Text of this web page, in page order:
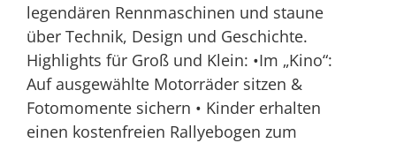
legendären Rennmaschinen und staune
über Technik, Design und Geschichte.
Highlights für Groß und Klein: •Im „Kino“:
Auf ausgewählte Motorräder sitzen &
Fotomomente sichern • Kinder erhalten
einen kostenfreien Rallyebogen zum